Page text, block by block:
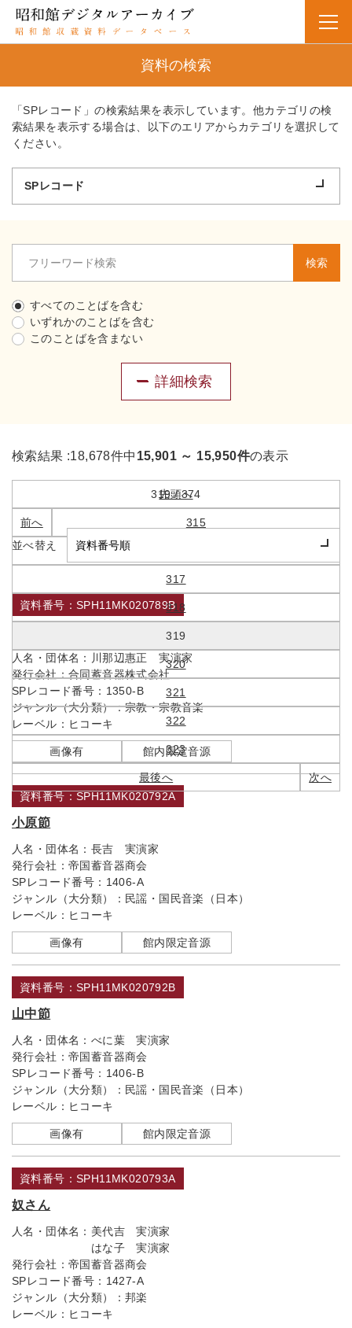
資料の検索
「SPレコード」の検索結果を表示しています。他カテゴリの検
索結果を表示する場合は、以下のエリアからカテゴリを選択して
ください。
SPレコード
検索
すべてのことばを含む
いずれかのことばを含む
このことばを含まない
詳細検索
検索結果 :18,678件中 15,901 ～ 15,950件の表示
319 / 374
先頭へ
前へ 315
317
318
319
320
321
322
323
次へ
最後へ
並べ替え
資料番号：SPH11MK020789B
人名・団体名： 川那辺惠正 実演家
発行会社：合同蓄音器株式会社
SPレコード番号： 1350-B
ジャンル（大分類）：宗教・宗教音楽
レーベル： ヒコーキ
画像有 館内限定音源
資料番号：SPH11MK020792A
小原節
人名・団体名： 長吉 実演家
発行会社： 帝国蓄音器商会
SPレコード番号： 1406-A
ジャンル（大分類）： 民謡・国民音楽（日本）
レーベル： ヒコーキ
画像有 館内限定音源
資料番号：SPH11MK020792B
山中節
人名・団体名： べに葉 実演家
発行会社： 帝国蓄音器商会
SPレコード番号： 1406-B
ジャンル（大分類）： 民謡・国民音楽（日本）
レーベル： ヒコーキ
画像有 館内限定音源
資料番号：SPH11MK020793A
奴さん
人名・団体名： 美代吉 実演家
はな子 実演家
発行会社： 帝国蓄音器商会
SPレコード番号： 1427-A
ジャンル（大分類）： 邦楽
レーベル： ヒコーキ